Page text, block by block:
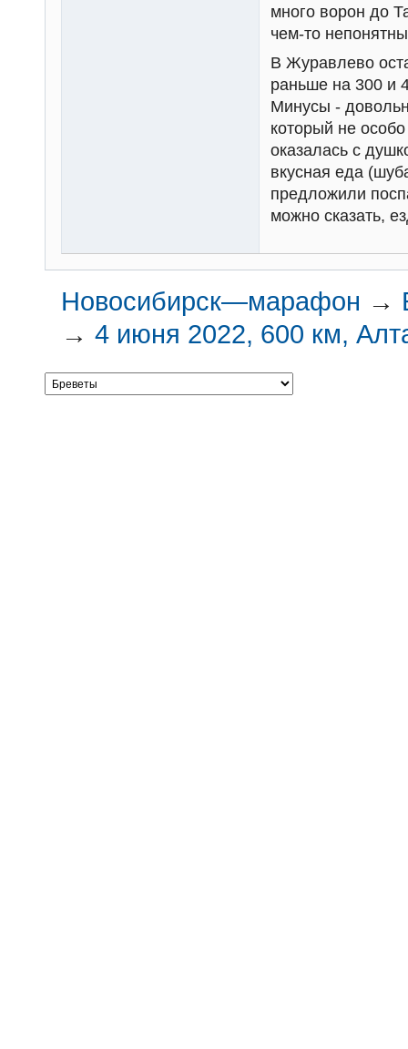
много ворон до
чем-то
В Журавлево
раньше на 300 и
Минусы -
который не
оказалась с
вкусная еда
предложили
можно сказать,
Новосибирск—марафон →
→4 июня 2022, 600 км,